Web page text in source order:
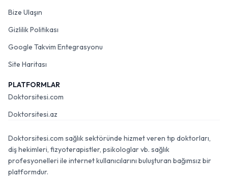
Bize Ulaşın
Gizlilik Politikası
Google Takvim Entegrasyonu
Site Haritası
PLATFORMLAR
Doktorsitesi.com
Doktorsitesi.az
Doktorsitesi.com sağlık sektöründe hizmet veren tıp doktorları,
diş hekimleri, fizyoterapistler, psikologlar vb. sağlık
profesyonelleri ile internet kullanıcılarını buluşturan bağımsız bir
platformdur.